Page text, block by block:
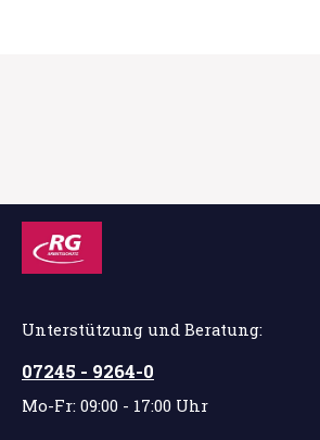
Unterstützung und Beratung:
07245 - 9264-0
Mo-Fr: 09:00 - 17:00 Uhr